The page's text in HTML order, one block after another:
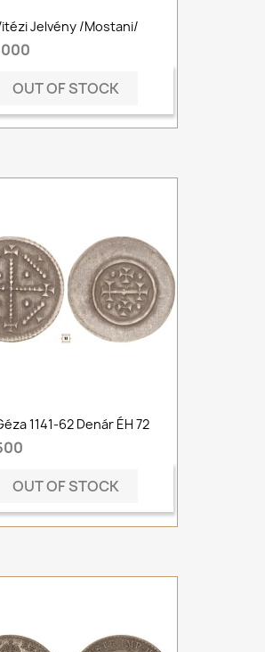
Jelvény /mostani/
OUT OF STOCK
1141-62 Denár ÉH 72
OUT OF STOCK